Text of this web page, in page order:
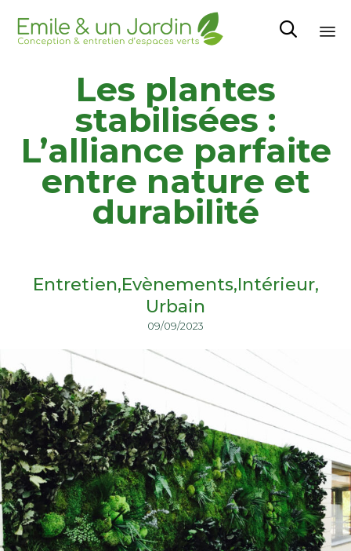

Les plantes
stabilisées :
L’alliance parfaite
entre nature et
durabilité
Entretien Evènements Intérieur
Urbain
09/09/2023